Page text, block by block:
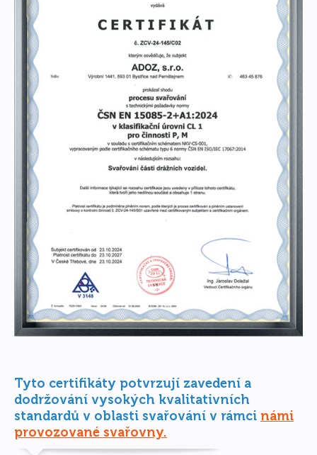
Tyto certifikáty potvrzují zavedení a
dodržování vysokých kvalitativních
standardů v oblasti svařování v rámci námi
provozované svařovny.